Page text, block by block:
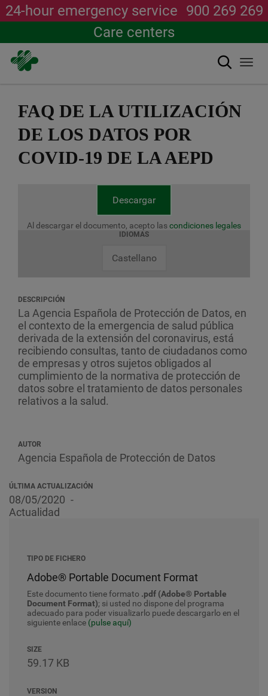
24-hour emergency service 900 269 269
Care centers
Search
FAQ DE LA UTILIZACIÓN
DE LOS DATOS POR
COVID-19 DE LA AEPD
Descargar
Al descargar el documento, acepto lascondiciones legales
IDIOMAS
Castellano
DESCRIPCIÓN
La Agencia Española de Protección de Datos, en
el contexto de la emergencia de salud pública
derivada de la extensión del coronavirus, está
recibiendo consultas, tanto de ciudadanos como
de empresas y otros sujetos obligados al
cumplimiento de la normativa de protección de
datos sobre el tratamiento de datos personales
relativos a la salud.
AUTOR
Agencia Española de Protección de Datos
ÚLTIMA ACTUALIZACIÓN
08/05/2020
Actualidad
TIPO DE FICHERO
Adobe® Portable Document Format
Este documento tiene formato .pdf (Adobe® Portable
Document Format); si usted no dispone del programa
adecuado para poder visualizarlo puede descargarlo en el
siguiente enlace (pulse aquí)
SIZE
59.17 KB
VERSION